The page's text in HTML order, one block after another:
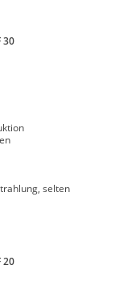
30
selten
20